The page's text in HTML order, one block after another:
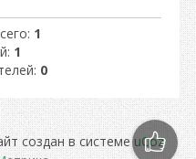
1
1
0
создан в системеuCoz